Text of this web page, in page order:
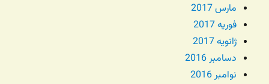
مارس 2017
فوریه 2017
ژانویه 2017
دسامبر 2016
نوامبر 2016